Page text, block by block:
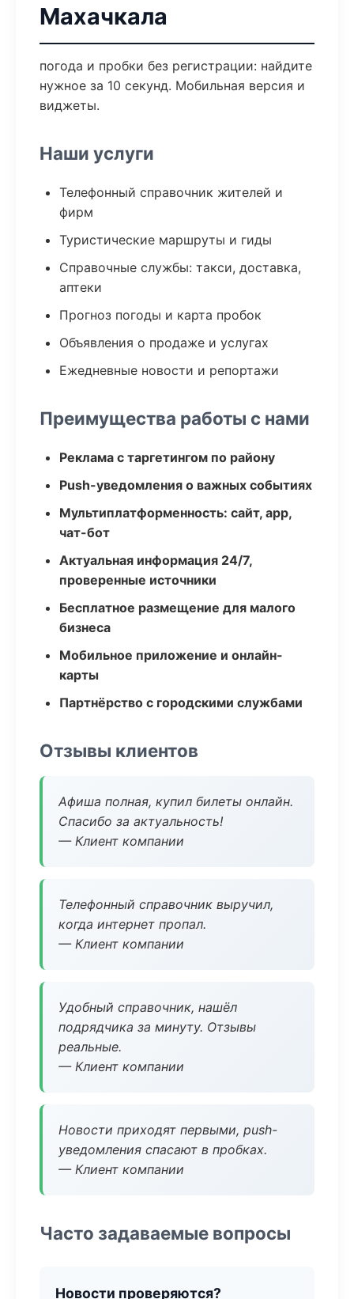
Махачкала
погода и пробки без регистрации: найдите
нужное за 10 секунд. Мобильная версия и
виджеты.
Наши услуги
Телефонный справочник жителей и
фирм
Туристические маршруты и гиды
Справочные службы: такси, доставка,
аптеки
Прогноз погоды и карта пробок
Объявления о продаже и услугах
Ежедневные новости и репортажи
Преимущества работы с нами
Реклама с таргетингом по району
Push-уведомления о важных событиях
Мультиплатформенность: сайт, app,
чат-бот
Актуальная информация 24/7,
проверенные источники
Бесплатное размещение для малого
бизнеса
Мобильное приложение и онлайн-
карты
Партнёрство с городскими службами
Отзывы клиентов
Афиша полная, купил билеты онлайн.
Спасибо за актуальность!
— Клиент компании
Телефонный справочник выручил,
когда интернет пропал.
— Клиент компании
Удобный справочник, нашёл
подрядчика за минуту. Отзывы
реальные.
— Клиент компании
Новости приходят первыми, push-
уведомления спасают в пробках.
— Клиент компании
Часто задаваемые вопросы
Новости проверяются?